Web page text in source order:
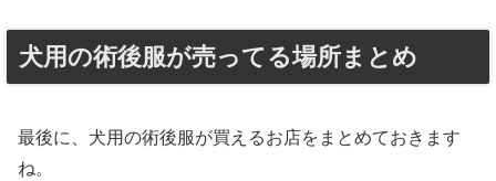
犬用の術後服が売ってる場所まとめ
最後に、犬用の術後服が買えるお店をまとめておきます
ね。